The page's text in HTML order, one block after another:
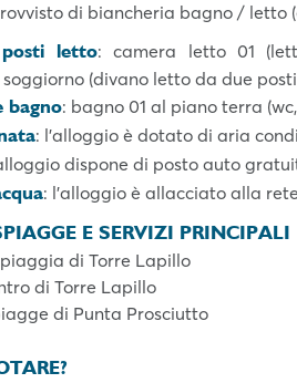
di biancheria bagno / letto
posti letto: camera letto 01
(divano letto da due
bagno: bagno 01 al piano terra
: l’alloggio è dotato di aria
dispone di posto auto
: l’alloggio è allacciato alla
E SERVIZI PRINCIPALI
di Torre Lapillo
di Torre Lapillo
di Punta Prosciutto